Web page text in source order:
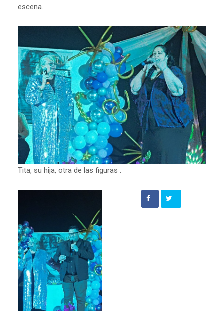
escena.
Tita, su hija, otra de las figuras .